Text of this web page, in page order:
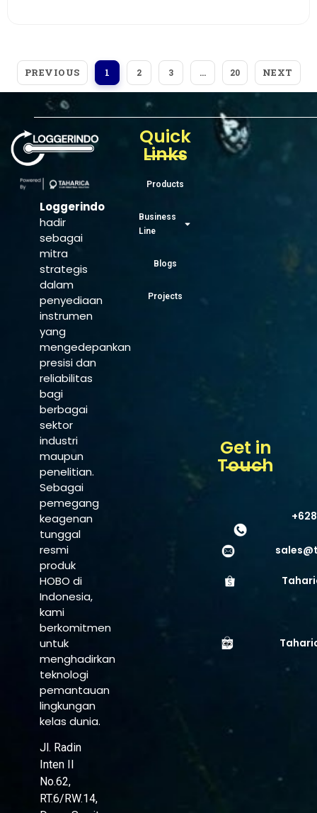
PREVIOUS 1 2 3 … 20 NEXT
Loggerindo
hadir
sebagai
mitra
strategis
dalam
penyediaan
instrumen
yang
mengedepankan
presisi dan
reliabilitas
bagi
berbagai
sektor
industri
maupun
penelitian.
Sebagai
pemegang
keagenan
tunggal
resmi
produk
HOBO di
Indonesia,
kami
berkomitmen
untuk
menghadirkan
teknologi
pemantauan
lingkungan
kelas dunia.
Jl. Radin
Inten II
No.62,
RT.6/RW.14,
Quick
Links
Products
Business
Line
Blogs
Projects
Get in
Touch